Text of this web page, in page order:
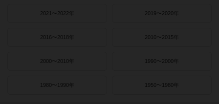
2021〜2022年 2019〜2020年
2016〜2018年 2010〜2015年
2000〜2010年 1990〜2000年
1980〜1990年 1950〜1980年